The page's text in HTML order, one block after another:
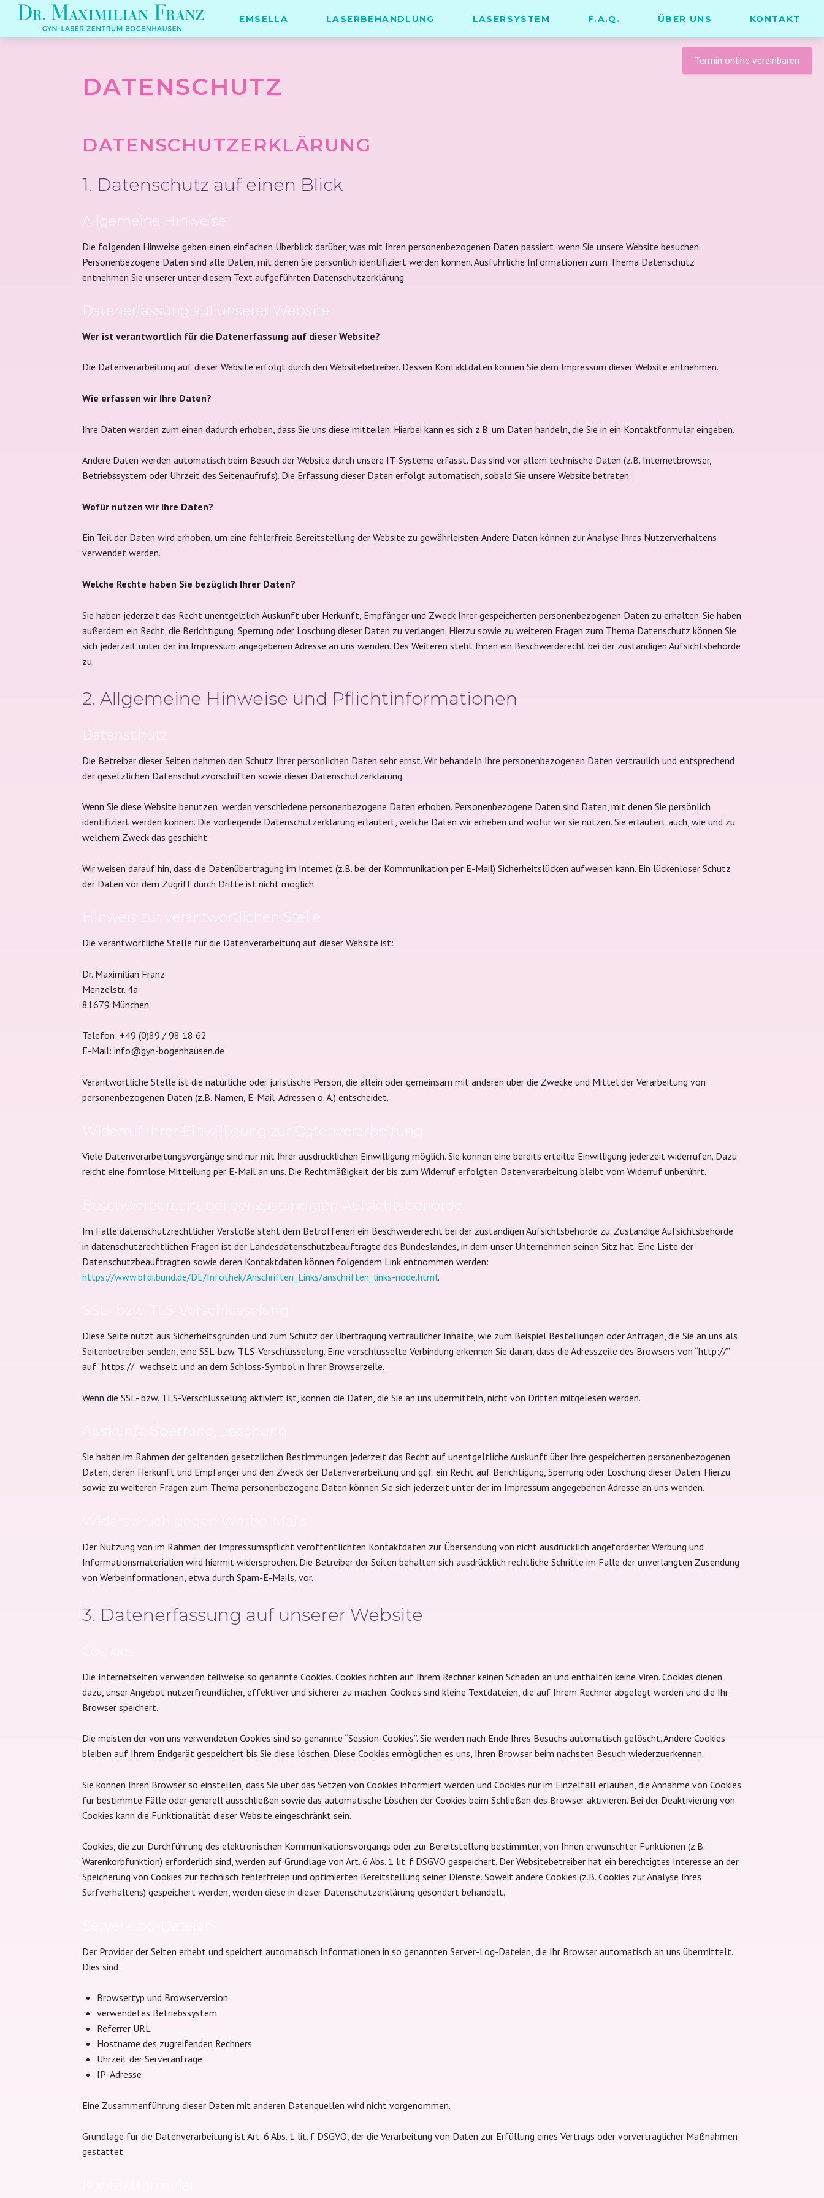
EMSELLA LASERBEHANDLUNG LASERSYSTEM F.A.Q. ÜBER UNS KONTAKT
Termin online vereinbaren
DATENSCHUTZ
DATENSCHUTZERKLÄRUNG
1. Datenschutz auf einen Blick
Allgemeine Hinweise
Die folgenden Hinweise geben einen einfachen Überblick darüber, was mit Ihren personenbezogenen Daten passiert, wenn Sie unsere Website besuchen.
Personenbezogene Daten sind alle Daten, mit denen Sie persönlich identifiziert werden können. Ausführliche Informationen zum Thema Datenschutz
entnehmen Sie unserer unter diesem Text aufgeführten Datenschutzerklärung.
Datenerfassung auf unserer Website
Wer ist verantwortlich für die Datenerfassung auf dieser Website?
Die Datenverarbeitung auf dieser Website erfolgt durch den Websitebetreiber. Dessen Kontaktdaten können Sie dem Impressum dieser Website entnehmen.
Wie erfassen wir Ihre Daten?
Ihre Daten werden zum einen dadurch erhoben, dass Sie uns diese mitteilen. Hierbei kann es sich z.B. um Daten handeln, die Sie in ein Kontaktformular eingeben.
Andere Daten werden automatisch beim Besuch der Website durch unsere IT-Systeme erfasst. Das sind vor allem technische Daten (z.B. Internetbrowser,
Betriebssystem oder Uhrzeit des Seitenaufrufs). Die Erfassung dieser Daten erfolgt automatisch, sobald Sie unsere Website betreten.
Wofür nutzen wir Ihre Daten?
Ein Teil der Daten wird erhoben, um eine fehlerfreie Bereitstellung der Website zu gewährleisten. Andere Daten können zur Analyse Ihres Nutzerverhaltens
verwendet werden.
Welche Rechte haben Sie bezüglich Ihrer Daten?
Sie haben jederzeit das Recht unentgeltlich Auskunft über Herkunft, Empfänger und Zweck Ihrer gespeicherten personenbezogenen Daten zu erhalten. Sie haben
außerdem ein Recht, die Berichtigung, Sperrung oder Löschung dieser Daten zu verlangen. Hierzu sowie zu weiteren Fragen zum Thema Datenschutz können Sie
sich jederzeit unter der im Impressum angegebenen Adresse an uns wenden. Des Weiteren steht Ihnen ein Beschwerderecht bei der zuständigen Aufsichtsbehörde
zu.
2. Allgemeine Hinweise und Pflichtinformationen
Datenschutz
Die Betreiber dieser Seiten nehmen den Schutz Ihrer persönlichen Daten sehr ernst. Wir behandeln Ihre personenbezogenen Daten vertraulich und entsprechend
der gesetzlichen Datenschutzvorschriften sowie dieser Datenschutzerklärung.
Wenn Sie diese Website benutzen, werden verschiedene personenbezogene Daten erhoben. Personenbezogene Daten sind Daten, mit denen Sie persönlich
identifiziert werden können. Die vorliegende Datenschutzerklärung erläutert, welche Daten wir erheben und wofür wir sie nutzen. Sie erläutert auch, wie und zu
welchem Zweck das geschieht.
Wir weisen darauf hin, dass die Datenübertragung im Internet (z.B. bei der Kommunikation per E-Mail) Sicherheitslücken aufweisen kann. Ein lückenloser Schutz
der Daten vor dem Zugriff durch Dritte ist nicht möglich.
Hinweis zur verantwortlichen Stelle
Die verantwortliche Stelle für die Datenverarbeitung auf dieser Website ist:
Dr. Maximilian Franz
Menzelstr. 4a
81679 München
Telefon: +49 (0)89 / 98 18 62
E-Mail: info@gyn-bogenhausen.de
Verantwortliche Stelle ist die natürliche oder juristische Person, die allein oder gemeinsam mit anderen über die Zwecke und Mittel der Verarbeitung von
personenbezogenen Daten (z.B. Namen, E-Mail-Adressen o. Ä.) entscheidet.
Widerruf Ihrer Einwilligung zur Datenverarbeitung
Viele Datenverarbeitungsvorgänge sind nur mit Ihrer ausdrücklichen Einwilligung möglich. Sie können eine bereits erteilte Einwilligung jederzeit widerrufen. Dazu
reicht eine formlose Mitteilung per E-Mail an uns. Die Rechtmäßigkeit der bis zum Widerruf erfolgten Datenverarbeitung bleibt vom Widerruf unberührt.
Im Falle datenschutzrechtlicher Verstöße steht dem Betroffenen ein Beschwerderecht bei der zuständigen Aufsichtsbehörde zu. Zuständige Aufsichtsbehörde
in datenschutzrechtlichen Fragen ist der Landesdatenschutzbeauftragte des Bundeslandes, in dem unser Unternehmen seinen Sitz hat. Eine Liste der
Datenschutzbeauftragten sowie deren Kontaktdaten können folgendem Link entnommen werden:
https://www.bfdi.bund.de/DE/Infothek/Anschriften_Links/anschriften_links-node.html.
Diese Seite nutzt aus Sicherheitsgründen und zum Schutz der Übertragung vertraulicher Inhalte, wie zum Beispiel Bestellungen oder Anfragen, die Sie an uns als
Seitenbetreiber senden, eine SSL-bzw. TLS-Verschlüsselung. Eine verschlüsselte Verbindung erkennen Sie daran, dass die Adresszeile des Browsers von “http://”
auf “https://” wechselt und an dem Schloss-Symbol in Ihrer Browserzeile.
Wenn die SSL- bzw. TLS-Verschlüsselung aktiviert ist, können die Daten, die Sie an uns übermitteln, nicht von Dritten mitgelesen werden.
Sie haben im Rahmen der geltenden gesetzlichen Bestimmungen jederzeit das Recht auf unentgeltliche Auskunft über Ihre gespeicherten personenbezogenen
Daten, deren Herkunft und Empfänger und den Zweck der Datenverarbeitung und ggf. ein Recht auf Berichtigung, Sperrung oder Löschung dieser Daten. Hierzu
sowie zu weiteren Fragen zum Thema personenbezogene Daten können Sie sich jederzeit unter der im Impressum angegebenen Adresse an uns wenden.
Der Nutzung von im Rahmen der Impressumspflicht veröffentlichten Kontaktdaten zur Übersendung von nicht ausdrücklich angeforderter Werbung und
Informationsmaterialien wird hiermit widersprochen. Die Betreiber der Seiten behalten sich ausdrücklich rechtliche Schritte im Falle der unverlangten Zusendung
von Werbeinformationen, etwa durch Spam-E-Mails, vor.
3. Datenerfassung auf unserer Website
Die Internetseiten verwenden teilweise so genannte Cookies. Cookies richten auf Ihrem Rechner keinen Schaden an und enthalten keine Viren. Cookies dienen
dazu, unser Angebot nutzerfreundlicher, effektiver und sicherer zu machen. Cookies sind kleine Textdateien, die auf Ihrem Rechner abgelegt werden und die Ihr
Browser speichert.
Die meisten der von uns verwendeten Cookies sind so genannte “Session-Cookies”. Sie werden nach Ende Ihres Besuchs automatisch gelöscht. Andere Cookies
bleiben auf Ihrem Endgerät gespeichert bis Sie diese löschen. Diese Cookies ermöglichen es uns, Ihren Browser beim nächsten Besuch wiederzuerkennen.
Sie können Ihren Browser so einstellen, dass Sie über das Setzen von Cookies informiert werden und Cookies nur im Einzelfall erlauben, die Annahme von Cookies
für bestimmte Fälle oder generell ausschließen sowie das automatische Löschen der Cookies beim Schließen des Browser aktivieren. Bei der Deaktivierung von
Cookies kann die Funktionalität dieser Website eingeschränkt sein.
Cookies, die zur Durchführung des elektronischen Kommunikationsvorgangs oder zur Bereitstellung bestimmter, von Ihnen erwünschter Funktionen (z.B.
Warenkorbfunktion) erforderlich sind, werden auf Grundlage von Art. 6 Abs. 1 lit. f DSGVO gespeichert. Der Websitebetreiber hat ein berechtigtes Interesse an der
Speicherung von Cookies zur technisch fehlerfreien und optimierten Bereitstellung seiner Dienste. Soweit andere Cookies (z.B. Cookies zur Analyse Ihres
Surfverhaltens) gespeichert werden, werden diese in dieser Datenschutzerklärung gesondert behandelt.
Der Provider der Seiten erhebt und speichert automatisch Informationen in so genannten Server-Log-Dateien, die Ihr Browser automatisch an uns übermittelt.
Dies sind:
Browsertyp und Browserversion
verwendetes Betriebssystem
Referrer URL
Hostname des zugreifenden Rechners
Uhrzeit der Serveranfrage
IP-Adresse
Eine Zusammenführung dieser Daten mit anderen Datenquellen wird nicht vorgenommen.
Grundlage für die Datenverarbeitung ist Art. 6 Abs. 1 lit. f DSGVO, der die Verarbeitung von Daten zur Erfüllung eines Vertrags oder vorvertraglicher Maßnahmen
gestattet.